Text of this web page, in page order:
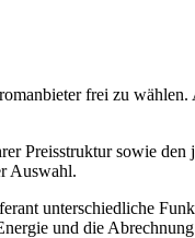
frei zu
Preisstruktur sowie
Auswahl.
unterschiedliche
und die